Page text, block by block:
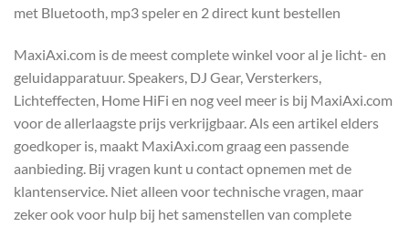
met Bluetooth, mp3 speler en 2 direct kunt bestellen
MaxiAxi.com is de meest complete winkel voor al je licht- en
geluidapparatuur. Speakers, DJ Gear, Versterkers,
Lichteffecten, Home HiFi en nog veel meer is bij MaxiAxi.com
voor de allerlaagste prijs verkrijgbaar. Als een artikel elders
goedkoper is, maakt MaxiAxi.com graag een passende
aanbieding. Bij vragen kunt u contact opnemen met de
klantenservice. Niet alleen voor technische vragen, maar
zeker ook voor hulp bij het samenstellen van complete